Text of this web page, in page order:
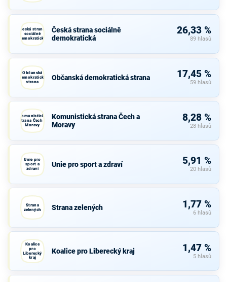
Česká strana
sociálně
demokratická
Česká strana sociálně
demokratická
26,33 %
89 hlasů
Občanská
demokratická
strana
Občanská demokratická strana 17,45 %
59 hlasů
Komunistická
strana Čech a
Moravy
Komunistická strana Čech a
Moravy
8,28 %
28 hlasů
Unie pro
sport a
zdraví
Unie pro sport a zdraví 5,91 %
20 hlasů
Strana
zelených
Strana zelených 1,77 %
6 hlasů
Koalice
pro
Liberecký
kraj
Koalice pro Liberecký kraj 1,47 %
5 hlasů